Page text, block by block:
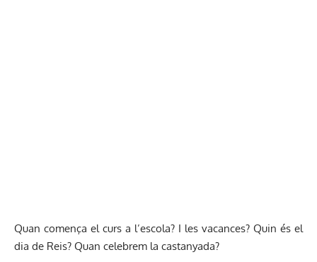
Quan comença el curs a l’escola? I les vacances? Quin és el
dia de Reis? Quan celebrem la castanyada?